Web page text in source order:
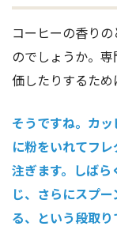
コーヒーの香り
のでしょうか。
価したりするため
そうですね。カ
に粉をいれてフ
注ぎます。しば
じ、さらにスプ
る、という段取